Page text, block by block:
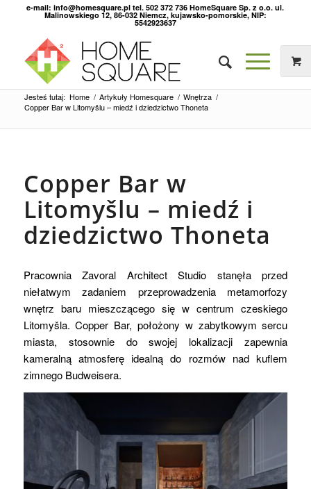
e-mail: info@homesquare.pl tel. 502 372 736 HomeSquare Sp. z o.o. ul.
Malinowskiego 12, 86-032 Niemcz, kujawsko-pomorskie, NIP:
5542923637
Jesteś tutaj: Home / Artykuły Homesquare / Wnętrza /
Copper Bar w Litomyšlu – miedź i dziedzictwo Thoneta
Copper Bar w
Litomyšlu – miedź i
dziedzictwo Thoneta
Pracownia Zavoral Architect Studio stanęła przed
niełatwym zadaniem przeprowadzenia metamorfozy
wnętrz baru mieszczącego się w centrum czeskiego
Litomyšla. Copper Bar, położony w zabytkowym sercu
miasta, stosownie do swojej lokalizacji zapewnia
kameralną atmosferę idealną do rozmów nad kuflem
zimnego Budweisera.